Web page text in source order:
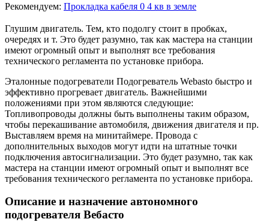
Рекомендуем: Прокладка кабеля 0 4 кв в земле
Глушим двигатель. Тем, кто подолгу стоит в пробках,
очередях и т. Это будет разумно, так как мастера на станции
имеют огромный опыт и выполнят все требования
технического регламента по установке прибора.
Эталонные подогреватели Подогреватель Webasto быстро и
эффективно прогревает двигатель. Важнейшими
положениями при этом являются следующие:
Топливопроводы должны быть выполнены таким образом,
чтобы перекашивание автомобиля, движения двигателя и пр.
Выставляем время на минитаймере. Провода с
дополнительных выходов могут идти на штатные точки
подключения автосигнализации. Это будет разумно, так как
мастера на станции имеют огромный опыт и выполнят все
требования технического регламента по установке прибора.
Описание и назначение автономного
подогревателя Вебасто